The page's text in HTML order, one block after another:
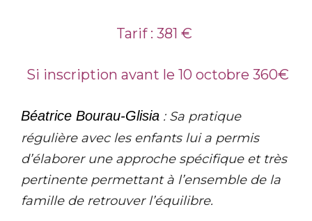
Tarif : 381 €
Si inscription avant le 10 octobre 360€
Béatrice Bourau-Glisia : Sa pratique
régulière avec les enfants lui a permis
d’élaborer une approche spécifique et très
pertinente permettant à l’ensemble de la
famille de retrouver l’équilibre.